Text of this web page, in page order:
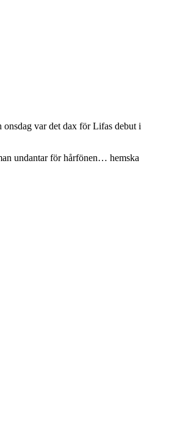
var det dax för Lifas debut i
undantar för hårfönen… hemska